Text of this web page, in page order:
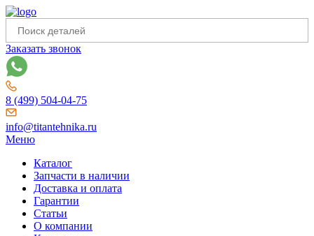
Заказать звонок
8 (499) 504-04-75
info@titantehnika.ru
Меню
Каталог
Запчасти в наличии
Доставка и оплата
Гарантии
Статьи
О компании